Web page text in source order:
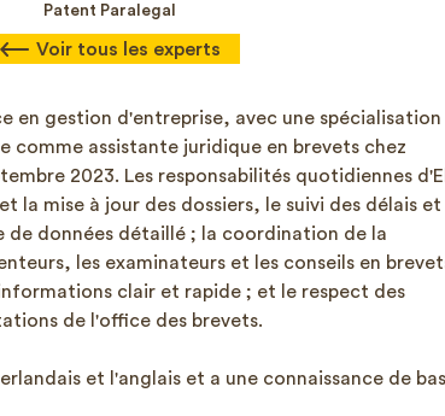
Patent Paralegal
Voir tous les experts
en gestion d'entreprise, avec une spécialisation
comme assistante juridique en brevets chez
2023. Les responsabilités quotidiennes
la mise à jour des dossiers, le suivi des délais et
de données détaillé ; la coordination de la
les examinateurs et les conseils en
clair et rapide ; et le respect des
de l'office des brevets.
et l'anglais et a une connaissance de